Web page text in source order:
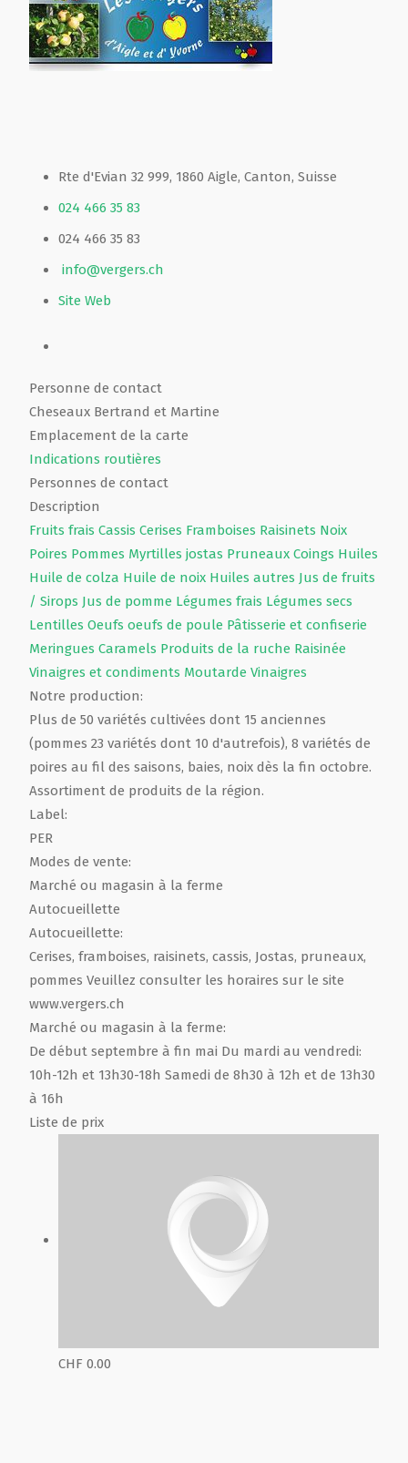
Rte d'Evian 32 999, 1860 Aigle, Canton, Suisse
024 466 35 83
024 466 35 83
info@vergers.ch
Site Web
Personne de contact
Cheseaux Bertrand et Martine
Emplacement de la carte
Indications routières
Personnes de contact
Description
Fruits frais Cassis Cerises Framboises Raisinets Noix
Poires Pommes Myrtilles jostas Pruneaux Coings Huiles
Huile de colza Huile de noix Huiles autres Jus de fruits
/ Sirops Jus de pomme Légumes frais Légumes secs
Lentilles Oeufs oeufs de poule Pâtisserie et confiserie
Meringues Caramels Produits de la ruche Raisinée
Vinaigres et condiments Moutarde Vinaigres
Notre production:
Plus de 50 variétés cultivées dont 15 anciennes
(pommes 23 variétés dont 10 d'autrefois), 8 variétés de
poires au fil des saisons, baies, noix dès la fin octobre.
Assortiment de produits de la région.
Label:
PER
Modes de vente:
Marché ou magasin à la ferme
Autocueillette
Autocueillette:
Cerises, framboises, raisinets, cassis, Jostas, pruneaux,
pommes Veuillez consulter les horaires sur le site
www.vergers.ch
Marché ou magasin à la ferme:
De début septembre à fin mai Du mardi au vendredi:
10h-12h et 13h30-18h Samedi de 8h30 à 12h et de 13h30
à 16h
Liste de prix
CHF 0.00